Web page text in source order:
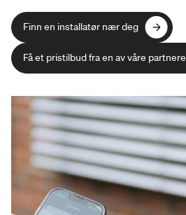
Finn en installatør nær deg
Finn en installatør nær deg
Få et pristilbud fra en av våre partnere
Få et pristilbud fra en av våre partnere